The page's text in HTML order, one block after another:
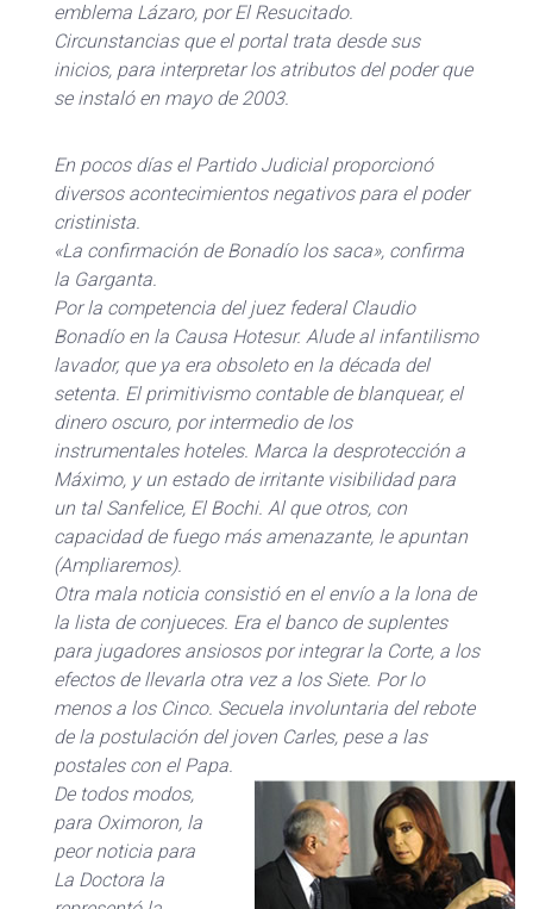
emblema Lázaro, por El Resucitado.
Circunstancias que el portal trata desde sus
inicios, para interpretar los atributos del poder que
se instaló en mayo de 2003.
En pocos días el Partido Judicial proporcionó
diversos acontecimientos negativos para el poder
cristinista.
«La confirmación de Bonadío los saca», confirma
la Garganta.
Por la competencia del juez federal Claudio
Bonadío en la Causa Hotesur. Alude al infantilismo
lavador, que ya era obsoleto en la década del
setenta. El primitivismo contable de blanquear, el
dinero oscuro, por intermedio de los
instrumentales hoteles. Marca la desprotección a
Máximo, y un estado de irritante visibilidad para
un tal Sanfelice, El Bochi. Al que otros, con
capacidad de fuego más amenazante, le apuntan
(Ampliaremos).
Otra mala noticia consistió en el envío a la lona de
la lista de conjueces. Era el banco de suplentes
para jugadores ansiosos por integrar la Corte, a los
efectos de llevarla otra vez a los Siete. Por lo
menos a los Cinco. Secuela involuntaria del rebote
de la postulación del joven Carles, pese a las
postales con el Papa.
De todos modos,
para Oximoron, la
peor noticia para
La Doctora la